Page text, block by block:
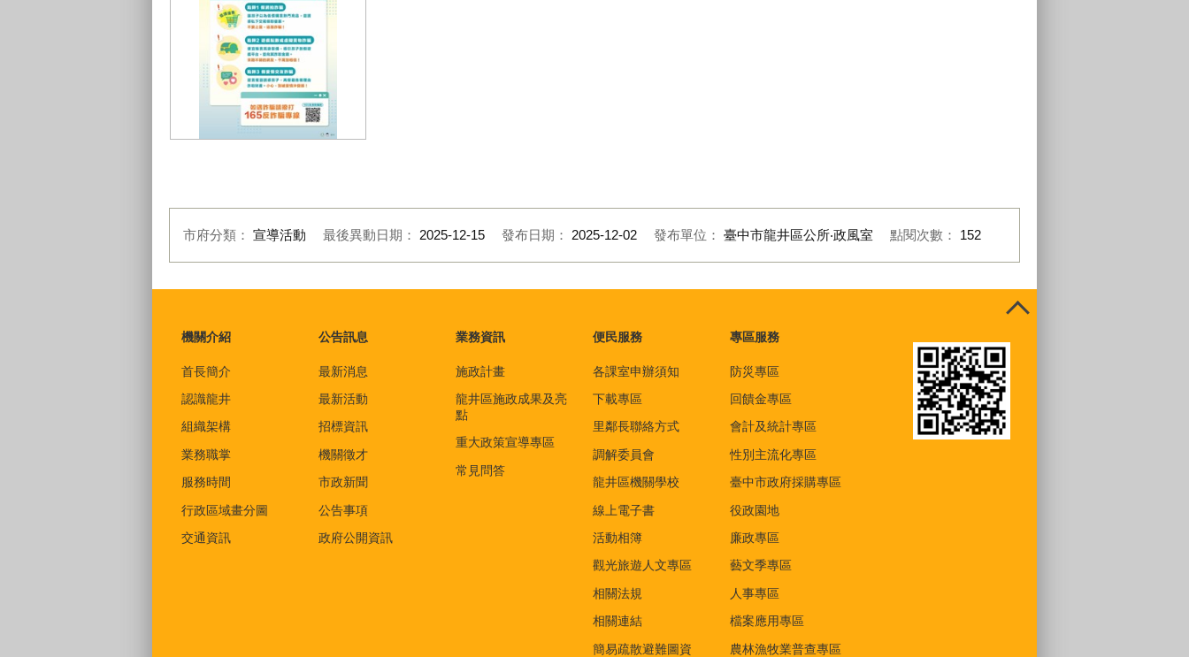
市府分類： 宣導活動 最後異動日期： 2025-12-15 發布日期： 2025-12-02 發布單位： 臺中市龍井區公所‧政風室 點閱次數： 152
機關介紹
首長簡介
認識龍井
組織架構
業務職掌
服務時間
行政區域畫分圖
交通資訊
公告訊息
最新消息
最新活動
招標資訊
機關徵才
市政新聞
公告事項
政府公開資訊
業務資訊
施政計畫
龍井區施政成果及亮
點
重大政策宣導專區
常見問答
便民服務
各課室申辦須知
下載專區
里鄰長聯絡方式
調解委員會
龍井區機關學校
線上電子書
活動相簿
觀光旅遊人文專區
相關法規
相關連結
簡易疏散避難圖資
專區服務
防災專區
回饋金專區
會計及統計專區
性別主流化專區
臺中市政府採購專區
役政園地
廉政專區
藝文季專區
人事專區
檔案應用專區
農林漁牧業普查專區